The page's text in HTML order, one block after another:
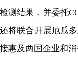
测结果，并委托
将联合开展厄瓜
惠及两国企业和消